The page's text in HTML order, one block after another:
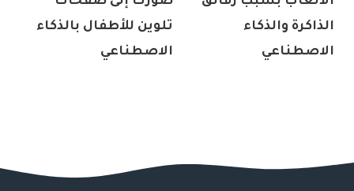
الذاكرة والذكاء
الاصطناعي
تلوين للأطفال بالذكاء
الاصطناعي